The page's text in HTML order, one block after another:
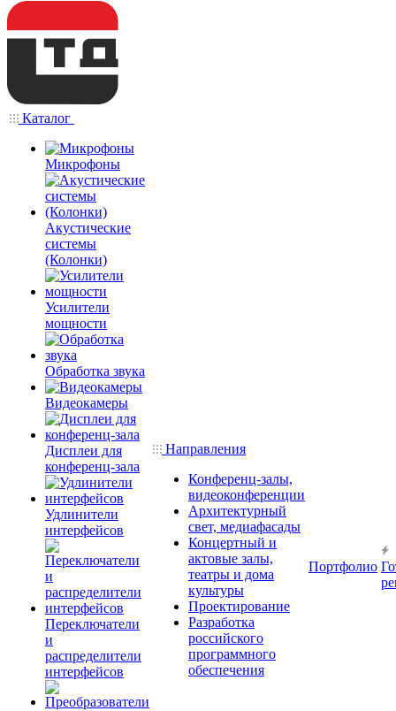
Каталог
Микрофоны
Акустические
системы
(Колонки)
Усилители
мощности
Обработка звука
Видеокамеры
Дисплеи для
конференц-зала
Удлинители
интерфейсов
Переключатели
и
распределители
интерфейсов
Направления
Конференц-залы,
видеоконференции
Архитектурный
свет, медиафасады
Концертный и
актовые залы,
театры и дома
культуры
Проектирование
Разработка
российского
программного
обеспечения
Портфолио